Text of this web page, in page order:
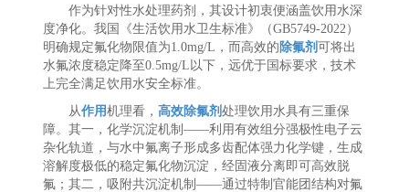
作为针对性水处理药剂，其设计初衷便涵盖饮用水深
度净化。我国《生活饮用水卫生标准》（GB5749-2022）
明确规定氟化物限值为1.0mg/L，而高效的 除氟剂可将出
水氟浓度稳定降至0.5mg/L以下，远优于国标要求，技术
上完全满足饮用水安全标准。
从作用机理看，高效除氟剂处理饮用水具有三重保
障。其一，化学沉淀机制——利用有效组分强极性电子云
杂化轨道，与水中氟离子形成多齿配体强力化学键，生成
溶解度极低的稳定氟化物沉淀，经固液分离即可高效脱
氟；其二，吸附共沉淀机制——通过特制官能团结构对氟